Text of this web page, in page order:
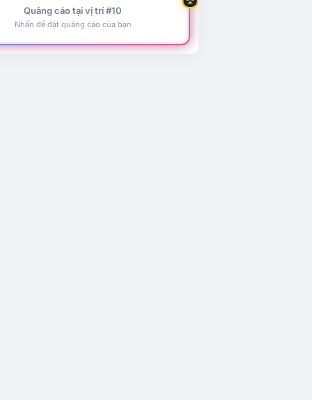
Quảng cáo tại vị trí #10
Nhấn để đặt quảng cáo của bạn